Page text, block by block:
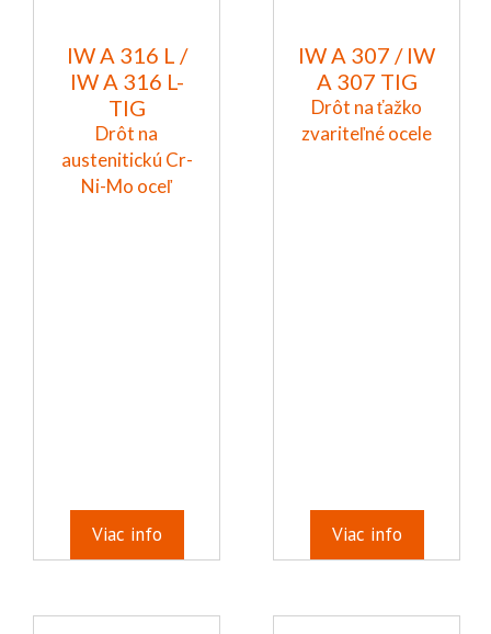
IW A 316 L /
IW A 316 L-
TIG
Drôt na
austenitickú Cr-
Ni-Mo oceľ
Viac info
IW A 307 / IW
A 307 TIG
Drôt na ťažko
zvariteľné ocele
Viac info